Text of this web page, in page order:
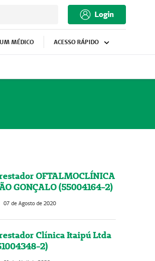
Login
MÉDICO ACESSO RÁPIDO
OFTALMOCLÍNICA
GONÇALO (55004164-2)
07 de Agosto de 2020
Clínica Itaipú Ltda
2)